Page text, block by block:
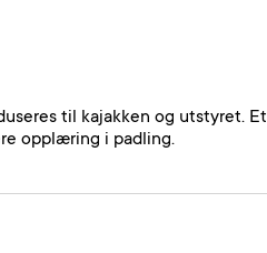
til kajakken og utstyret.
opplæring i padling.